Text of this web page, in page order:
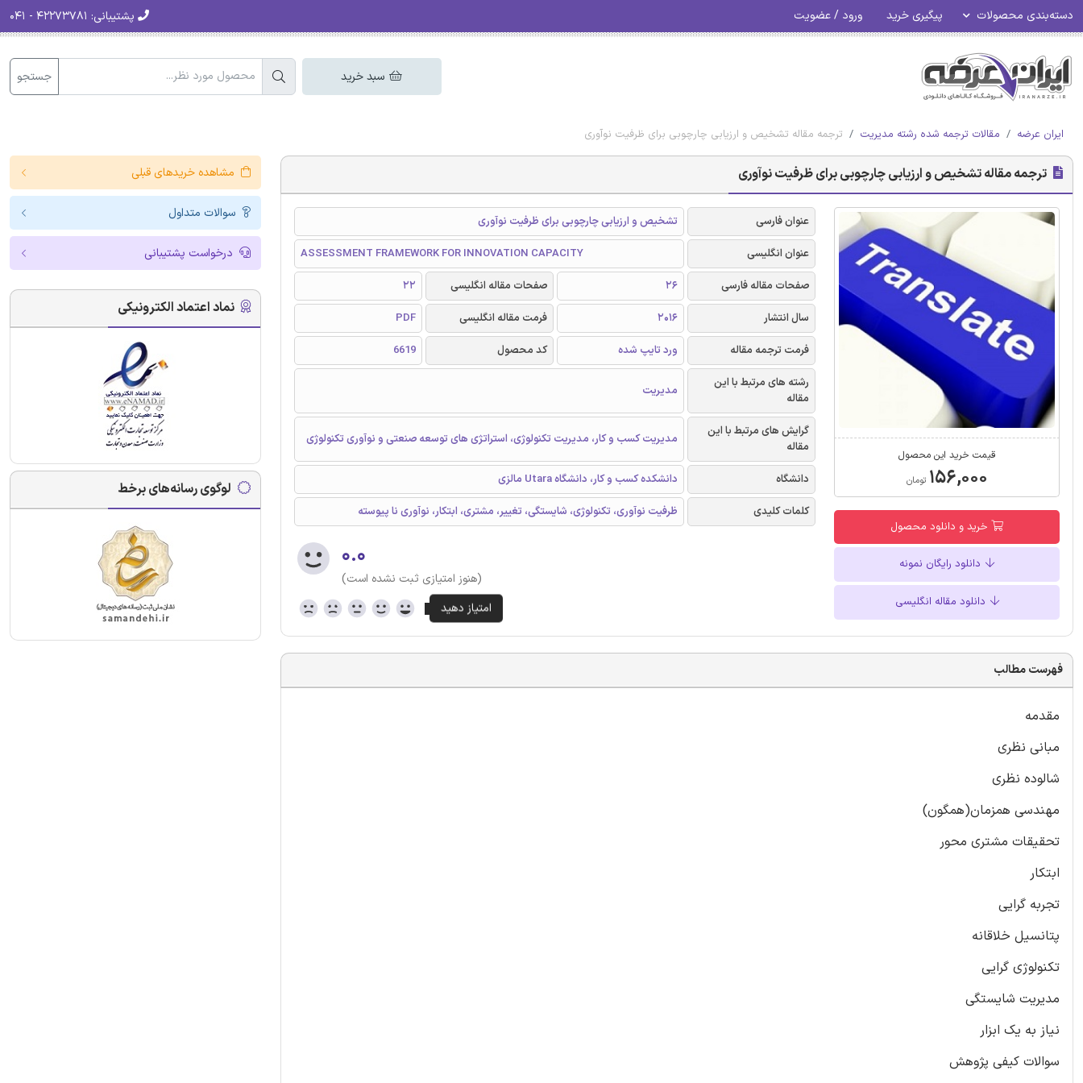
دسته‌بندی محصولات پیگیری خرید ورود / عضویت پشتیبانی:
سبد خرید جستجو
ایران عرضه مقالات ترجمه شده رشته مدیریت ترجمه مقاله تشخیص و ارزیابی چارچوبی برای ظرفیت نوآوری
ترجمه مقاله تشخیص و ارزیابی چارچوبی برای ظرفیت نوآوری
قیمت خرید این محصول
۱۵۶,۰۰۰ تومان
خرید و دانلود محصول
دانلود رایگان نمونه
دانلود مقاله انگلیسی
عنوان فارسی
تشخیص و ارزیابی چارچوبی برای ظرفیت نوآوری
عنوان انگلیسی
ASSESSMENT FRAMEWORK FOR INNOVATION CAPACITY
صفحات مقاله فارسی
26 صفحات مقاله انگلیسی
22
سال انتشار
2016 فرمت مقاله انگلیسی
PDF
فرمت ترجمه مقاله
ورد تایپ شده کد محصول
6619
رشته های مرتبط با این
مقاله
مدیریت
گرایش های مرتبط با این
مقاله
مدیریت کسب و کار، مدیریت تکنولوژی، استراتژی های توسعه صنعتی و نوآوری تکنولوژی
دانشگاه
دانشکده کسب و کار، دانشگاه Utara مالزی
کلمات کلیدی
ظرفیت نوآوری، تکنولوژی، شایستگی، تغییر، مشتری، ابتکار، نوآوری نا پیوسته
۰.۰
(هنوز امتیازی ثبت نشده است)
فهرست مطالب
مقدمه
مبانی نظری
شالوده نظری
مهندسی همزمان(همگون)
تحقیقات مشتری محور
ابتکار
تجربه گرایی
پتانسیل خلاقانه
تکنولوژی گرایی
مدیریت شایستگی
نیاز به یک ابزار
سوالات کیفی پژوهش
مشاهده خریدهای قبلی
سوالات متداول
درخواست پشتیبانی
نماد اعتماد الکترونیکی
لوگوی رسانه‌های برخط